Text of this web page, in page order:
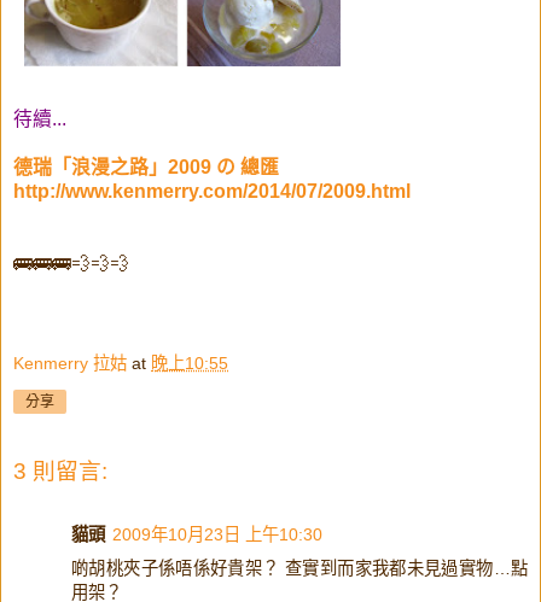
待續...
德瑞「浪漫之路」2009 の 總匯
http://www.kenmerry.com/2014/07/2009.html
🚌🚌🚌💨💨💨
Kenmerry 拉姑 at 晚上10:55
分享
3 則留言:
貓頭 2009年10月23日 上午10:30
啲胡桃夾子係唔係好貴架？ 查實到而家我都未見過實物…點
用架？